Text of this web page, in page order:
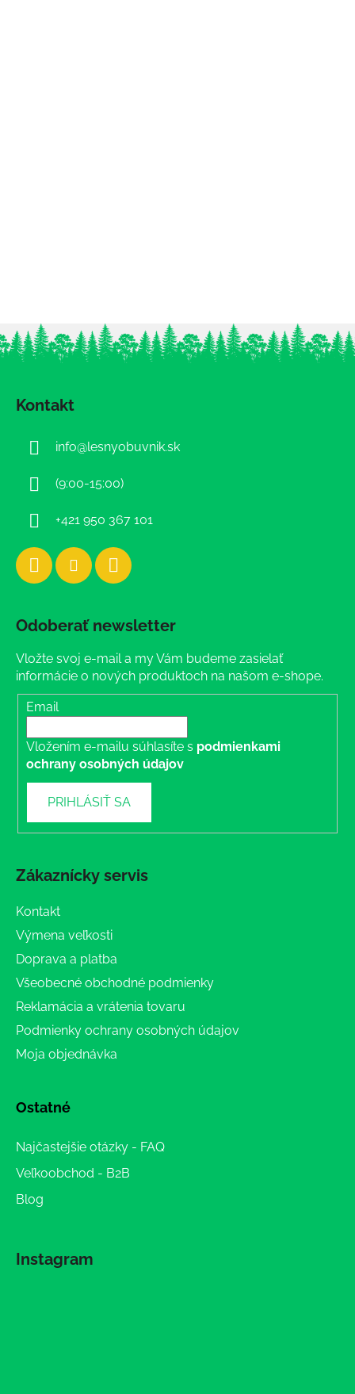
Kontakt
info@lesnyobuvnik.sk
(9:00-15:00)
+421 950 367 101
Odoberať newsletter
Vložte svoj e-mail a my Vám budeme zasielať
informácie o nových produktoch na našom e-shope.
Email
Vložením e-mailu súhlasíte s podmienkami
ochrany osobných údajov
PRIHLÁSIŤ SA
Zákaznícky servis
Kontakt
Výmena veľkosti
Doprava a platba
Všeobecné obchodné podmienky
Reklamácia a vrátenia tovaru
Podmienky ochrany osobných údajov
Moja objednávka
Ostatné
Najčastejšie otázky - FAQ
Veľkoobchod - B2B
Blog
Instagram